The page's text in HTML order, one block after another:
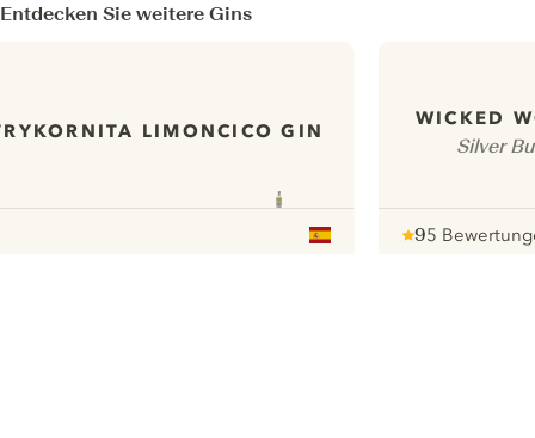
Entdecken Sie weitere Gins
LIMONCICO GIN
WICKED
Silver
95